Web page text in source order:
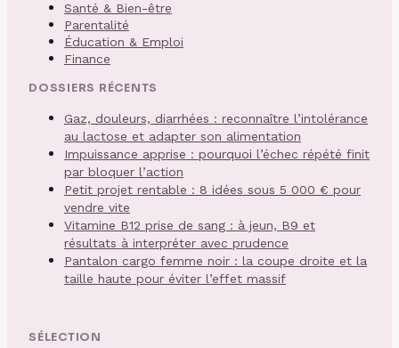
Santé & Bien-être
Parentalité
Éducation & Emploi
Finance
DOSSIERS RÉCENTS
Gaz, douleurs, diarrhées : reconnaître l’intolérance
au lactose et adapter son alimentation
Impuissance apprise : pourquoi l’échec répété finit
par bloquer l’action
Petit projet rentable : 8 idées sous 5 000 € pour
vendre vite
Vitamine B12 prise de sang : à jeun, B9 et
résultats à interpréter avec prudence
Pantalon cargo femme noir : la coupe droite et la
taille haute pour éviter l’effet massif
SÉLECTION